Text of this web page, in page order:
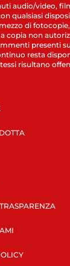
audio/video,
qualsiasi
di
copia non
presenti
resta
risultano